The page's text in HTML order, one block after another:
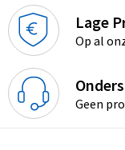
Lage
Op al
Geen